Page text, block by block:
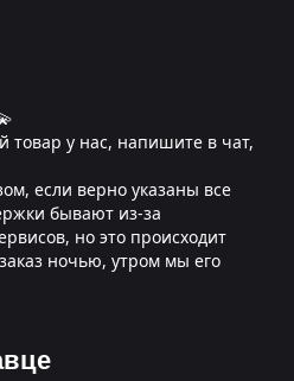
у нас, напишите в чат,
если верно указаны все
бывают из-за
но это происходит
ночью, утром мы его